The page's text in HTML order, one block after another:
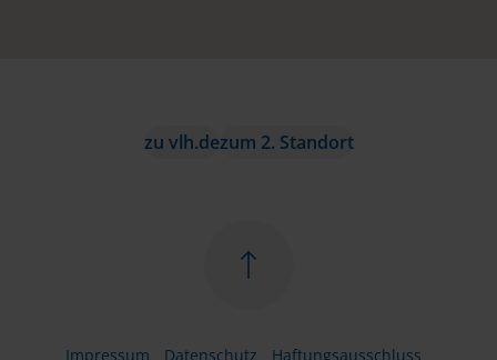
zu vlh.dezum 2. Standort
Impressum Datenschutz Haftungsausschluss